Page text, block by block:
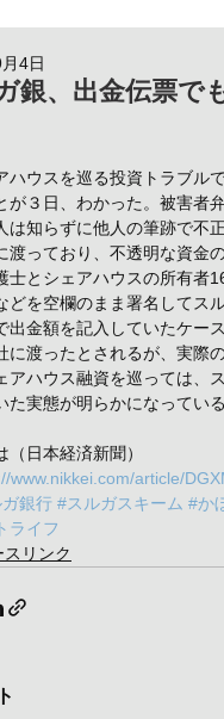
銀、出金伝票で
4日
ハウスを巡る投資トラブル
が３日、わかった。被害者
は知らずに他人の筆跡で不
渡っており、不透明な資金
とシェアハウスの所有者
どを空欄のまま署名してス
出金額を記入していたケー
に渡ったとされるが、実際
ハウス融資を巡っては、
た実態が明らかになっている
（日本経済新聞）
www.nikkei.com/article/
銀行 #スルガスキーム #か
ライフ
リンク